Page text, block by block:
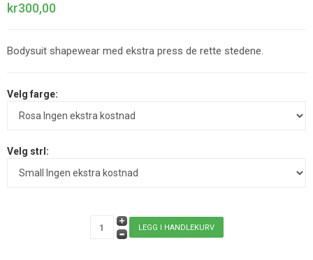
kr300,00
Bodysuit shapewear med ekstra press de rette stedene.
Velg farge:
Velg strl: